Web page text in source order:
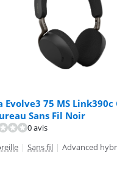
Evolve3 75 MS Link390c
Sans Fil Noir
0 avis
| Sans fil | Advanced